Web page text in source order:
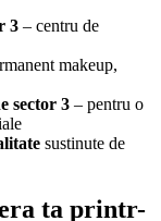
3 – centru de
makeup,
sector 3 – pentru o
sustinute de
ta printr-